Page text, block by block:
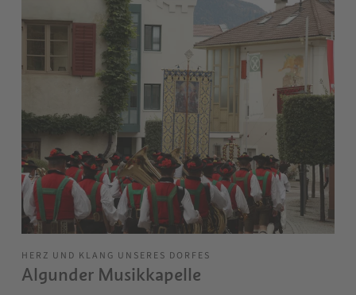
HERZ UND KLANG UNSERES DORFES
Algunder Musikkapelle